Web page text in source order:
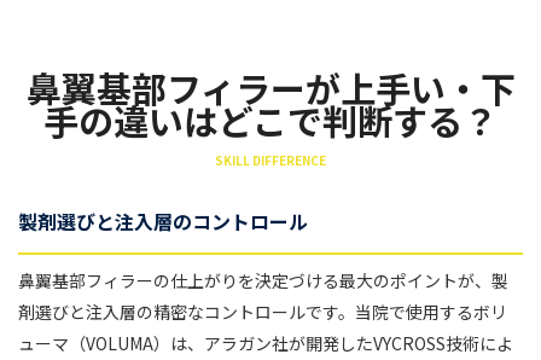
鼻翼基部フィラーが上手い・下
手の違いはどこで判断する？
SKILL DIFFERENCE
製剤選びと注入層のコントロール
鼻翼基部フィラーの仕上がりを決定づける最大のポイントが、製
剤選びと注入層の精密なコントロールです。当院で使用するボリ
ューマ（VOLUMA）は、アラガン社が開発したVYCROSS技術によ